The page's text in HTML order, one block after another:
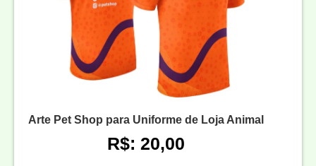
Arte Pet Shop para Uniforme de Loja Animal
R$: 20,00